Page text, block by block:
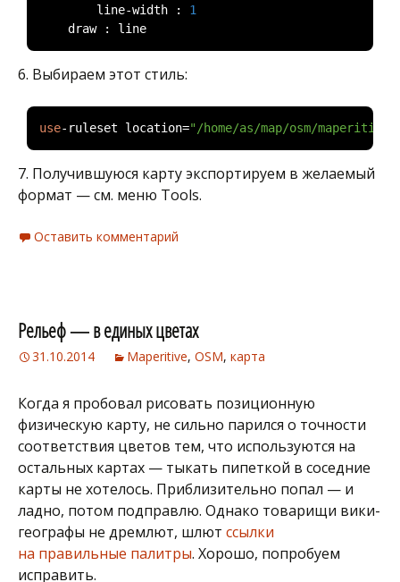
				line
-width :
1
		draw
: line
6. Выбираем этот стиль:
use- ruleset location="/home/as/map/osm/
7. Получившуюся карту экспортируем в желаемый
формат — см. меню Tools.
Оставить комментарий
Рельеф — в единых цветах
31.10.2014 Maperitive, OSM, карта
Когда я пробовал рисовать позиционную
физическую карту, не сильно парился о точности
соответствия цветов тем, что используются на
остальных картах — тыкать пипеткой в соседние
карты не хотелось. Приблизительно попал — и
ладно, потом подправлю. Однако товарищи вики-
географы не дремлют, шлют ссылки
на правильные палитры. Хорошо, попробуем
исправить.